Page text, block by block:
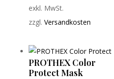
exkl. MwSt.
zzgl. Versandkosten
PROTHEX Color
Protect Mask